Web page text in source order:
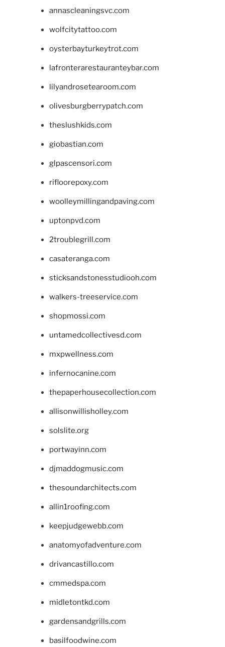
annascleaningsvc.com
wolfcitytattoo.com
oysterbayturkeytrot.com
lafronterarestauranteybar.com
lilyandrosetearoom.com
olivesburgberrypatch.com
theslushkids.com
giobastian.com
glpascensori.com
rifloorepoxy.com
woolleymillingandpaving.com
uptonpvd.com
2troublegrill.com
casateranga.com
sticksandstonesstudiooh.com
walkers-treeservice.com
shopmossi.com
untamedcollectivesd.com
mxpwellness.com
infernocanine.com
thepaperhousecollection.com
allisonwillisholley.com
solslite.org
portwayinn.com
djmaddogmusic.com
thesoundarchitects.com
allin1roofing.com
keepjudgewebb.com
anatomyofadventure.com
drivancastillo.com
cmmedspa.com
midletontkd.com
gardensandgrills.com
basilfoodwine.com